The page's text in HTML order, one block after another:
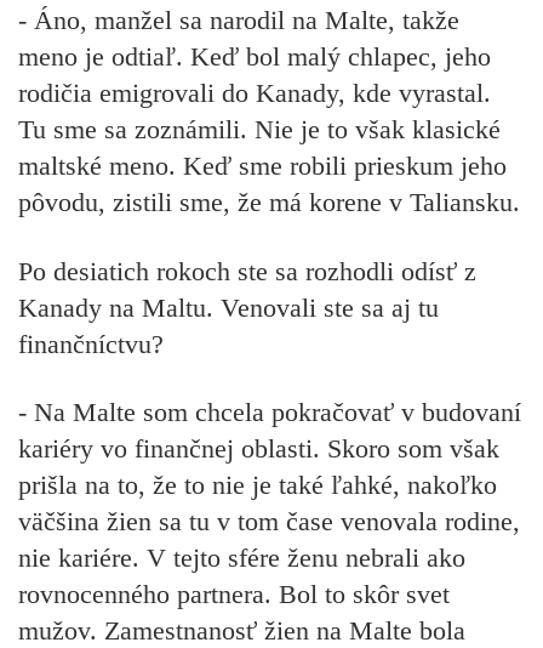
- Áno, manžel sa narodil na Malte, takže
meno je odtiaľ. Keď bol malý chlapec, jeho
rodičia emigrovali do Kanady, kde vyrastal.
Tu sme sa zoznámili. Nie je to však klasické
maltské meno. Keď sme robili prieskum jeho
pôvodu, zistili sme, že má korene v Taliansku.
Po desiatich rokoch ste sa rozhodli odísť z
Kanady na Maltu. Venovali ste sa aj tu
finančníctvu?
- Na Malte som chcela pokračovať v budovaní
kariéry vo finančnej oblasti. Skoro som však
prišla na to, že to nie je také ľahké, nakoľko
väčšina žien sa tu v tom čase venovala rodine,
nie kariére. V tejto sfére ženu nebrali ako
rovnocenného partnera. Bol to skôr svet
mužov. Zamestnanosť žien na Malte bola